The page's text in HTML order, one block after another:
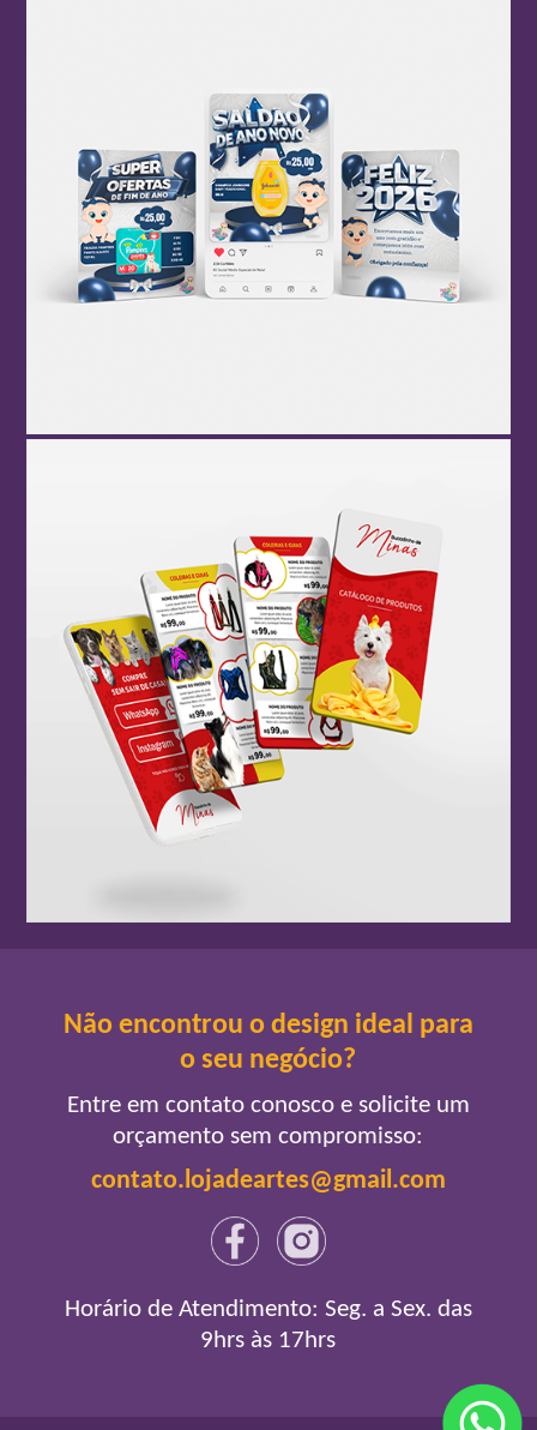
Não encontrou o design ideal para
o seu negócio?
Entre em contato conosco e solicite um
orçamento sem compromisso:
contato.lojadeartes@gmail.com
Horário de Atendimento: Seg. a Sex. das
9hrs às 17hrs